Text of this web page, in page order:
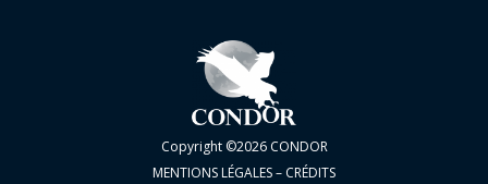
Copyright ©2026 CONDOR
MENTIONS LÉGALES – CRÉDITS